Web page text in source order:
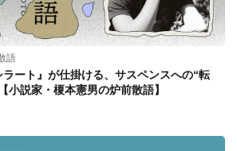
語
ート』が仕掛ける、サスペンスへの“転
小説家・榎本憲男の炉前散語】